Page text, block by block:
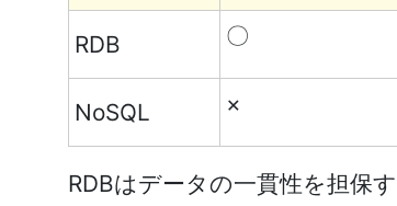
RDB 〇
NoSQL ×
RDBはデータの一貫性を担保